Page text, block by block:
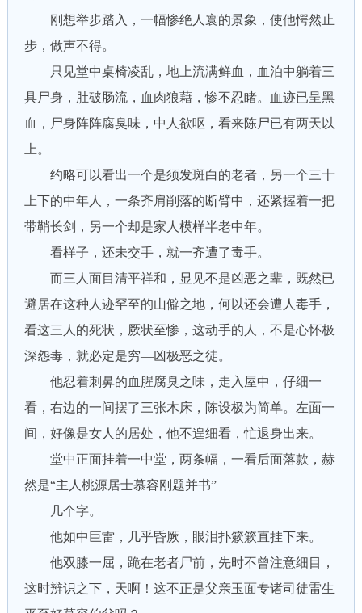
刚想举步踏入，一幅惨绝人寰的景象，使他愕然止
步，做声不得。
只见堂中桌椅凌乱，地上流满鲜血，血泊中躺着三
具尸身，肚破肠流，血肉狼藉，惨不忍睹。血迹已呈黑
血，尸身阵阵腐臭味，中人欲呕，看来陈尸已有两天以
上。
约略可以看出一个是须发斑白的老者，另一个三十
上下的中年人，一条齐肩削落的断臂中，还紧握着一把
带鞘长剑，另一个却是家人模样半老中年。
看样子，还未交手，就一齐遭了毒手。
而三人面目清平祥和，显见不是凶恶之辈，既然已
避居在这种人迹罕至的山僻之地，何以还会遭人毒手，
看这三人的死状，厥状至惨，这动手的人，不是心怀极
深怨毒，就必定是穷—凶极恶之徒。
他忍着刺鼻的血腥腐臭之味，走入屋中，仔细一
看，右边的一间摆了三张木床，陈设极为简单。左面一
间，好像是女人的居处，他不遑细看，忙退身出来。
堂中正面挂着一中堂，两条幅，一看后面落款，赫
然是“主人桃源居士慕容刚题并书”
几个字。
他如中巨雷，几乎昏厥，眼泪扑簌簌直挂下来。
他双膝一屈，跪在老者尸前，先时不曾注意细目，
这时辨识之下，天啊！这不正是父亲玉面专诸司徒雷生